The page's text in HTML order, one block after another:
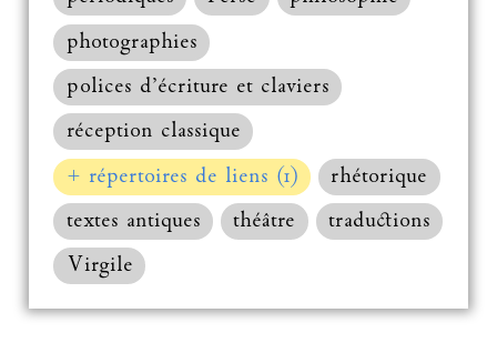
photographies
polices d’écriture et claviers
réception classique
+ répertoires de liens (1)
rhétorique
textes antiques
théâtre
traductions
Virgile